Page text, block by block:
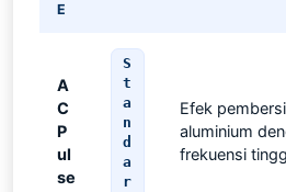
E
A
C
P
ul
se
S
t
a
n
d
a
r
Efek
aluminium
frekuensi